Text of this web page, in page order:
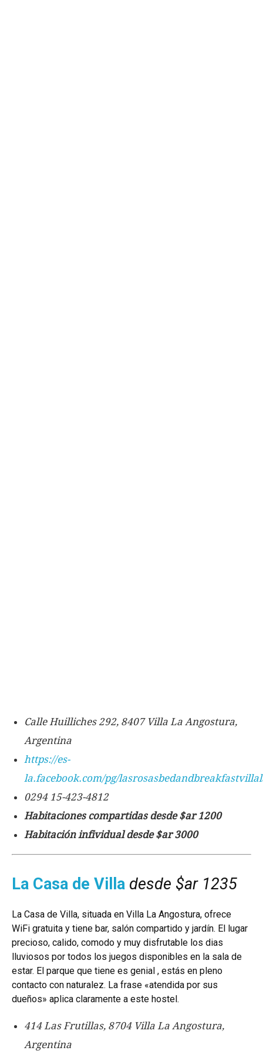
Calle Huilliches 292, 8407 Villa La Angostura,
Argentina
https://es-
la.facebook.com/pg/
0294 15-423-4812
Habitaciones compartidas desde $ar 1200
Habitación infividual desde $ar 3000
La Casa de Villa desde $ar 1235
La Casa de Villa, situada en Villa La Angostura, ofrece
WiFi gratuita y tiene bar, salón compartido y jardín. El lugar
precioso, calido, comodo y muy disfrutable los dias
lluviosos por todos los juegos disponibles en la sala de
estar. El parque que tiene es genial , estás en pleno
contacto con naturalez. La frase «atendida por sus
dueños» aplica claramente a este hostel.
414 Las Frutillas, 8704 Villa La Angostura,
Argentina